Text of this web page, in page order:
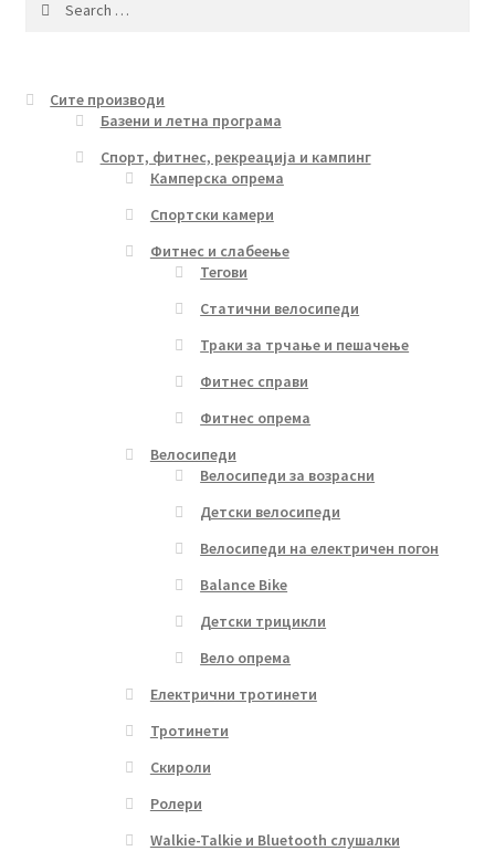
Сите производи
Базени и летна програма
Спорт, фитнес, рекреација и кампинг
Камперска опрема
Спортски камери
Фитнес и слабеење
Тегови
Статични велосипеди
Траки за трчање и пешачење
Фитнес справи
Фитнес опрема
Велосипеди
Велосипеди за возрасни
Детски велосипеди
Велосипеди на електричен погон
Balance Bike
Детски трицикли
Вело опрема
Електрични тротинети
Тротинети
Скироли
Ролери
Walkie-Talkie и Bluetooth слушалки